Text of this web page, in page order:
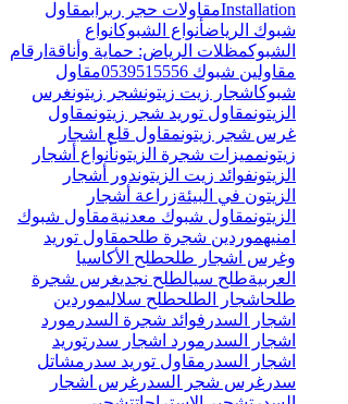
Installationمقاولات حجر ربرابمقاول
شبوك الرياضأنواع الشبوكانواع
الشبوكمظلات الرياض: حماية وأناقة ارقام
مقاولين شبوك 0539515556
مقاول
شبوكاشجار زيت زيتونشجر زيتونغرس
الزيتونمقاول توريد شجر زيتونمقاول
غرس شجر زيتونمقاول قلع اشجار
زيتونمميزات شجرة الزيتونأنواع أشجار
الزيتونفوائد زيت الزيتوندور أشجار
الزيتون في البيئةزراعة أشجار
الزيتونمقاول شبوك معدنيةمقاول شبوك
امنيهموردين شجرة طلحمقاول توريد
وغرس اشجار طلحطلح الأكاسيا
العربيةطلح سيالطلح نجديغرس شجرة
طلحاشجار الطلحطلح سلاليموردين
اشجار السدر فوائد شجرة السدر مورد
اشجار السدر مورد اشجار سدر توريد
اشجار السدر مقاول توريد سدر مشاتل
سدر غرس شجر السدر غرس اشجار